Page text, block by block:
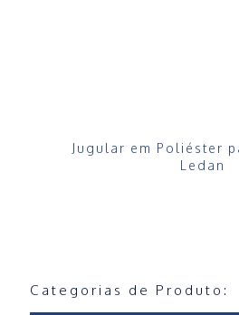
Jugular em Poliéster
Ledan
Categorias de Produto: